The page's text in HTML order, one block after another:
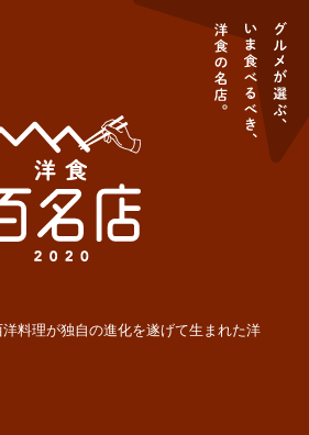
料理が独自の進化を遂げて生まれた洋